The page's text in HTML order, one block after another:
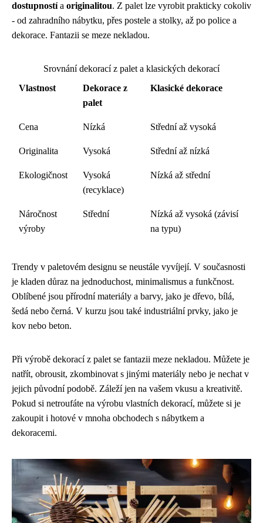
dostupnostía originalitou. Z palet lze vyrobit prakticky cokoliv
- od zahradního nábytku, přes postele a stolky, až po police a
dekorace. Fantazii se meze nekladou.
Srovnání dekorací z palet a klasických dekorací
Vlastnost
Dekorace z
palet
Klasické dekorace
Cena Nízká Střední až vysoká
Originalita Vysoká Střední až nízká
Ekologičnost
Vysoká
(recyklace)
Nízká až střední
Náročnost
výroby
Střední
Nízká až vysoká (závisí
na typu)
Trendy v paletovém designu se neustále vyvíjejí. V současnosti
je kladen důraz na jednoduchost, minimalismus a funkčnost.
Oblíbené jsou přírodní materiály a barvy, jako je dřevo, bílá,
šedá nebo černá. V kurzu jsou také industriální prvky, jako je
kov nebo beton.
Při výrobě dekorací z palet se fantazii meze nekladou. Můžete je
natřít, obrousit, zkombinovat s jinými materiály nebo je nechat v
jejich původní podobě. Záleží jen na vašem vkusu a kreativitě.
Pokud si netroufáte na výrobu vlastních dekorací, můžete si je
zakoupit i hotové v mnoha obchodech s nábytkem a
dekoracemi.